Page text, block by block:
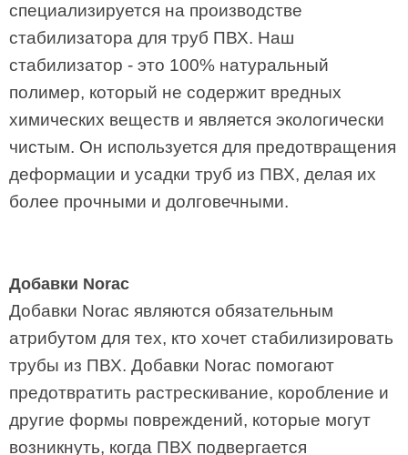
специализируется на производстве
стабилизатора для труб ПВХ. Наш
стабилизатор - это 100% натуральный
полимер, который не содержит вредных
химических веществ и является экологически
чистым. Он используется для предотвращения
деформации и усадки труб из ПВХ, делая их
более прочными и долговечными.
Добавки Norac
Добавки Norac являются обязательным
атрибутом для тех, кто хочет стабилизировать
трубы из ПВХ. Добавки Norac помогают
предотвратить растрескивание, коробление и
другие формы повреждений, которые могут
возникнуть, когда ПВХ подвергается